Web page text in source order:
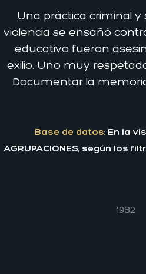
Una práctica criminal
violencia se ensañó
educativo fueron
exilio. Uno muy
Documentar la
Base de datos:En la
AGRUPACIONES, según los
1982